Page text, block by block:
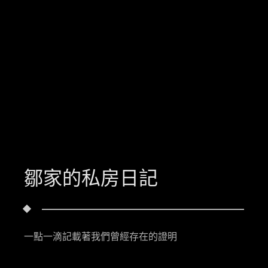
鄒家的私房日記
一點一滴記載著我們曾經存在的證明